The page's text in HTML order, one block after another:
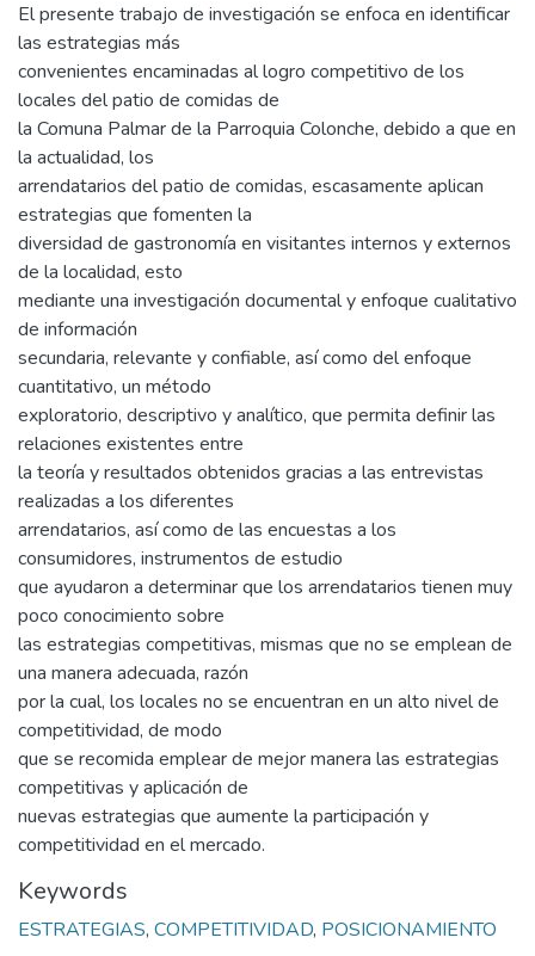
El presente trabajo de investigación se enfoca en identificar
las estrategias más
convenientes encaminadas al logro competitivo de los
locales del patio de comidas de
la Comuna Palmar de la Parroquia Colonche, debido a que en
la actualidad, los
arrendatarios del patio de comidas, escasamente aplican
estrategias que fomenten la
diversidad de gastronomía en visitantes internos y externos
de la localidad, esto
mediante una investigación documental y enfoque cualitativo
de información
secundaria, relevante y confiable, así como del enfoque
cuantitativo, un método
exploratorio, descriptivo y analítico, que permita definir las
relaciones existentes entre
la teoría y resultados obtenidos gracias a las entrevistas
realizadas a los diferentes
arrendatarios, así como de las encuestas a los
consumidores, instrumentos de estudio
que ayudaron a determinar que los arrendatarios tienen muy
poco conocimiento sobre
las estrategias competitivas, mismas que no se emplean de
una manera adecuada, razón
por la cual, los locales no se encuentran en un alto nivel de
competitividad, de modo
que se recomida emplear de mejor manera las estrategias
competitivas y aplicación de
nuevas estrategias que aumente la participación y
competitividad en el mercado.
Keywords
ESTRATEGIAS, COMPETITIVIDAD, POSICIONAMIENTO